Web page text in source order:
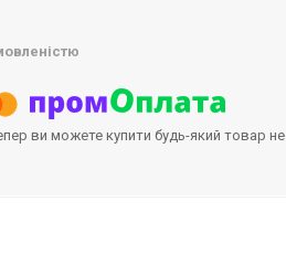
ви можете купити будь-який товар не